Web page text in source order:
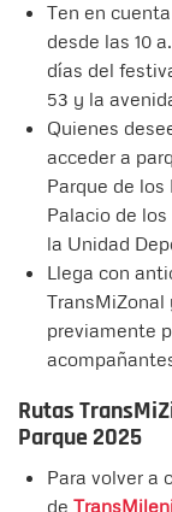
Ten en
desde las 10
días del
53 y la
Quienes
acceder a
Parque de
Palacio de
la Unidad
Llega con
TransMiZonal
previamente
Rutas
Parque 2025
Para volver a
de